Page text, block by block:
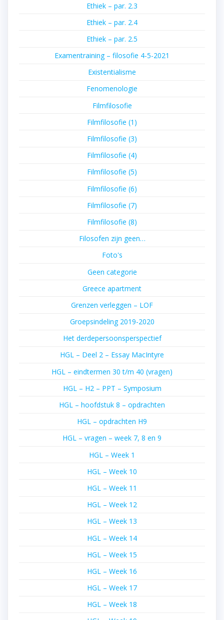
Ethiek – par. 2.3
Ethiek – par. 2.4
Ethiek – par. 2.5
Examentraining – filosofie 4-5-2021
Existentialisme
Fenomenologie
Filmfilosofie
Filmfilosofie (1)
Filmfilosofie (3)
Filmfilosofie (4)
Filmfilosofie (5)
Filmfilosofie (6)
Filmfilosofie (7)
Filmfilosofie (8)
Filosofen zijn geen…
Foto's
Geen categorie
Greece apartment
Grenzen verleggen – LOF
Groepsindeling 2019-2020
Het derdepersoonsperspectief
HGL – Deel 2 – Essay MacIntyre
HGL – eindtermen 30 t/m 40 (vragen)
HGL – H2 – PPT – Symposium
HGL – hoofdstuk 8 – opdrachten
HGL – opdrachten H9
HGL – vragen – week 7, 8 en 9
HGL – Week 1
HGL – Week 10
HGL – Week 11
HGL – Week 12
HGL – Week 13
HGL – Week 14
HGL – Week 15
HGL – Week 16
HGL – Week 17
HGL – Week 18